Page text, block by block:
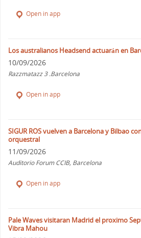
Open in app
Los australianos Headsend actuarán en
10/09/2026
Razzmatazz 3 .Barcelona
Open in app
SIGUR ROS vuelven a Barcelona y Bilbao
orquestral
11/09/2026
Auditorio Forum CCIB, Barcelona
Open in app
Pale Waves visitaran Madrid el proximo
Vibra Mahou